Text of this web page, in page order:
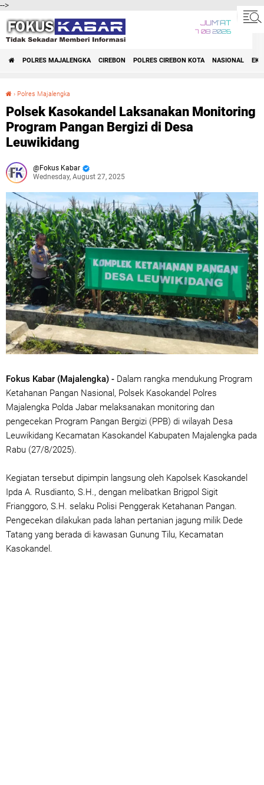
-->
JUM'AT
7 08 2026
POLRES MAJALENGKA CIREBON POLRES CIREBON KOTA NASIONAL
› Polres Majalengka
Polsek Kasokandel Laksanakan Monitoring
Program Pangan Bergizi di Desa
Leuwikidang
Fokus Kabar
Wednesday, August 27, 2025
Fokus Kabar (Majalengka) - Dalam rangka mendukung Program
Ketahanan Pangan Nasional, Polsek Kasokandel Polres
Majalengka Polda Jabar melaksanakan monitoring dan
pengecekan Program Pangan Bergizi (PPB) di wilayah Desa
Leuwikidang Kecamatan Kasokandel Kabupaten Majalengka pada
Rabu (27/8/2025).
Kegiatan tersebut dipimpin langsung oleh Kapolsek Kasokandel
Ipda A. Rusdianto, S.H., dengan melibatkan Brigpol Sigit
Frianggoro, S.H. selaku Polisi Penggerak Ketahanan Pangan.
Pengecekan dilakukan pada lahan pertanian jagung milik Dede
Tatang yang berada di kawasan Gunung Tilu, Kecamatan
Kasokandel.